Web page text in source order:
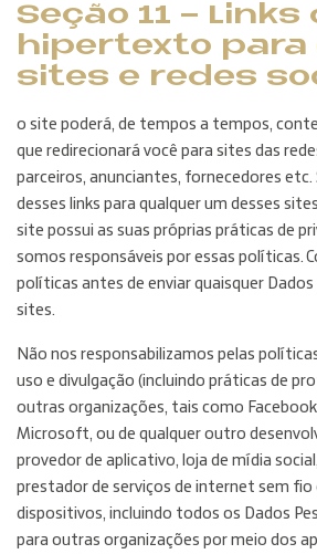
Seção 11 - Links
hipertexto para
sites e redes
o site poderá, de tempos a tempos,
que redirecionará você para sites das
parceiros, anunciantes, fornecedores etc.
desses links para qualquer um desses
site possui as suas próprias práticas de
somos responsáveis por essas políticas.
políticas antes de enviar quaisquer Dados
sites.
Não nos responsabilizamos pelas
uso e divulgação (incluindo práticas de
outras organizações, tais como
Microsoft, ou de qualquer outro
provedor de aplicativo, loja de mídia
prestador de serviços de internet sem fio
dispositivos, incluindo todos os Dados
para outras organizações por meio dos